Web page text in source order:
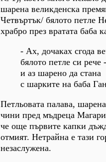
шарена великденска
Четвъртък/ бялото петле
храбро през вратата баба
- Ах, дочаках сгода
бялото петле си рече -
и аз шарено да стана
с шарките на баба
Петльовата палава,
чини пред мъдреца
че още първите капки
отмият. Нетрайна е тази
незаслужена.